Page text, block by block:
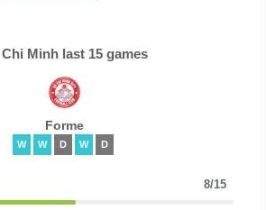
Minh last 15 games
Forme
W W D W D
8/15